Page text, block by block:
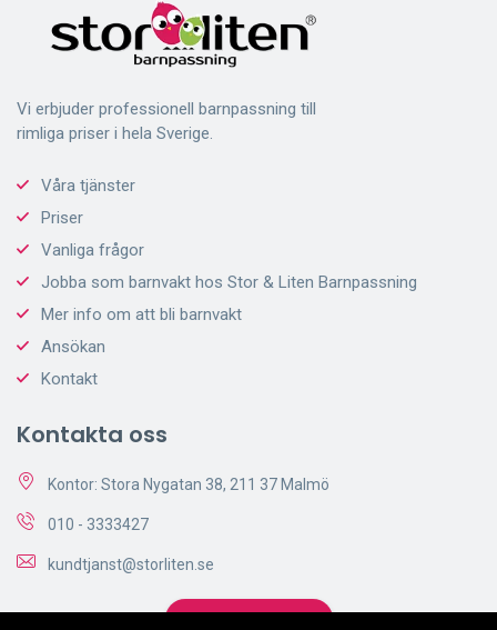
Vi erbjuder professionell barnpassning till
rimliga priser i hela Sverige.
Våra tjänster
Priser
Vanliga frågor
Jobba som barnvakt hos Stor & Liten Barnpassning
Mer info om att bli barnvakt
Ansökan
Kontakt
Kontakta oss
Kontor: Stora Nygatan 38, 211 37 Malmö
010 - 3333427
kundtjanst@storliten.se